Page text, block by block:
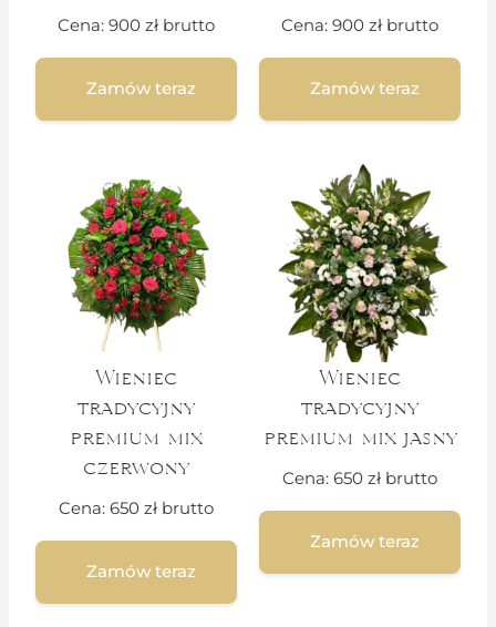
Cena: 900 zł brutto
Zamów teraz
Cena: 900 zł brutto
Zamów teraz
Wieniec
tradycyjny
premium mix
czerwony
Cena: 650 zł brutto
Zamów teraz
Wieniec
tradycyjny
premium mix jasny
Cena: 650 zł brutto
Zamów teraz